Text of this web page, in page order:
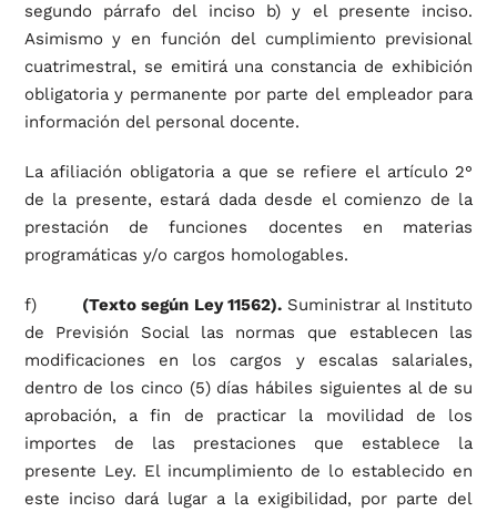
segundo párrafo del inciso b) y el presente inciso.
Asimismo y en función del cumplimiento previsional
cuatrimestral, se emitirá una constancia de exhibición
obligatoria y permanente por parte del empleador para
información del personal docente.
La afiliación obligatoria a que se refiere el artículo 2°
de la presente, estará dada desde el comienzo de la
prestación de funciones docentes en materias
programáticas y/o cargos homologables.
f) (Texto según Ley 11562).Suministrar al Instituto
de Previsión Social las normas que establecen las
modificaciones en los cargos y escalas salariales,
dentro de los cinco (5) días hábiles siguientes al de su
aprobación, a fin de practicar la movilidad de los
importes de las prestaciones que establece la
presente Ley. El incumplimiento de lo establecido en
este inciso dará lugar a la exigibilidad, por parte del